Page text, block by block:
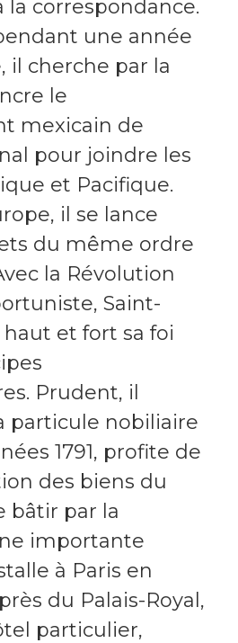
correspondance.
une année
il cherche par la
le
mexicain de
pour joindre les
et Pacifique.
il se lance
du même ordre
la Révolution
Saint-
et fort sa foi
Prudent, il
particule nobiliaire
1791, profite de
des biens du
bâtir par la
importante
à Paris en
du Palais-Royal,
particulier,